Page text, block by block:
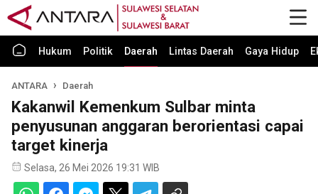
Hukum Politik Daerah Lintas Daerah Gaya Hidup
ANTARA Daerah
Kakanwil Kemenkum Sulbar minta
penyusunan anggaran berorientasi capai
target kinerja
Selasa, 26 Mei 2026 19:31 WIB